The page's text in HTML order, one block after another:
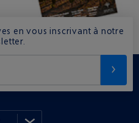
en vous inscrivant à notre